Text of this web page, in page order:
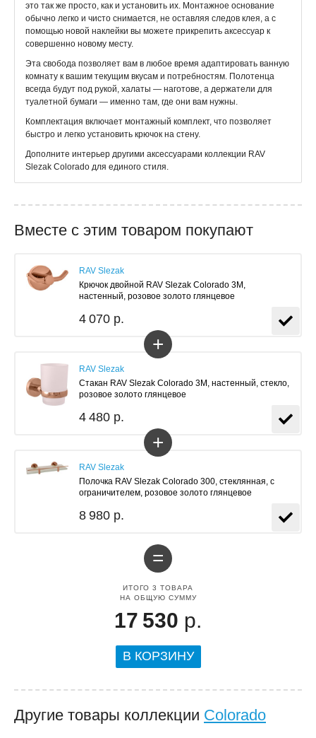
это так же просто, как и установить их. Монтажное основание
обычно легко и чисто снимается, не оставляя следов клея, а с
помощью новой наклейки вы можете прикрепить аксессуар к
совершенно новому месту.
Эта свобода позволяет вам в любое время адаптировать ванную
комнату к вашим текущим вкусам и потребностям. Полотенца
всегда будут под рукой, халаты — наготове, а держатели для
туалетной бумаги — именно там, где они вам нужны.
Комплектация включает монтажный комплект, что позволяет
быстро и легко установить крючок на стену.
Дополните интерьер другими аксессуарами коллекции RAV
Slezak Colorado для единого стиля.
Вместе с этим товаром покупают
RAV Slezak
Крючок двойной RAV Slezak Colorado 3M,
настенный, розовое золото глянцевое
4 070 р.
+
RAV Slezak
Стакан RAV Slezak Colorado 3M, настенный, стекло,
розовое золото глянцевое
4 480 р.
+
RAV Slezak
Полочка RAV Slezak Colorado 300, стеклянная, с
ограничителем, розовое золото глянцевое
8 980 р.
=
ИТОГО 3 ТОВАРА
НА ОБЩУЮ СУММУ
17 530 р.
В КОРЗИНУ
Другие товары коллекции Colorado